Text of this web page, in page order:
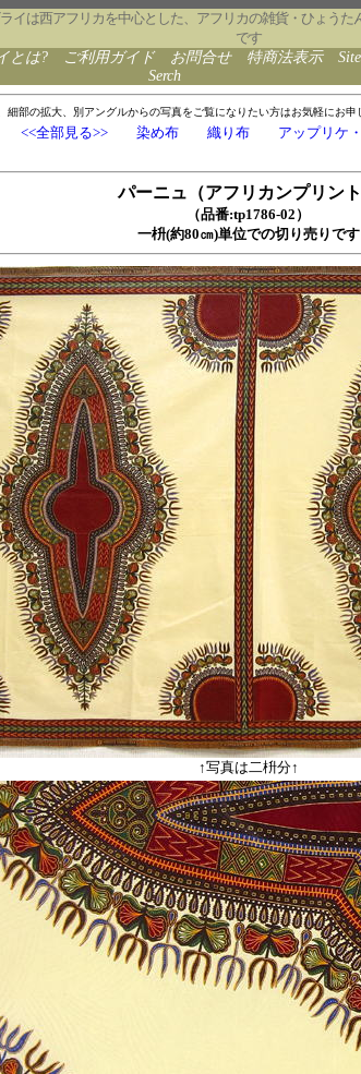
イは西アフリカを中心とした、アフリカの雑貨・ひょう
です
とは? ご利用ガイド お問合せ 特商法表示
Serch
細部の拡大、別アングルからの写真をご覧になりたい方はお気軽にお申
<<全部見る>> 染め布 織り布
アップリケ
パーニュ（アフリカンプリン
（品番:tp1786-02）
一枡(約80㎝)単位での切り売りです
↑写真は二枡分↑